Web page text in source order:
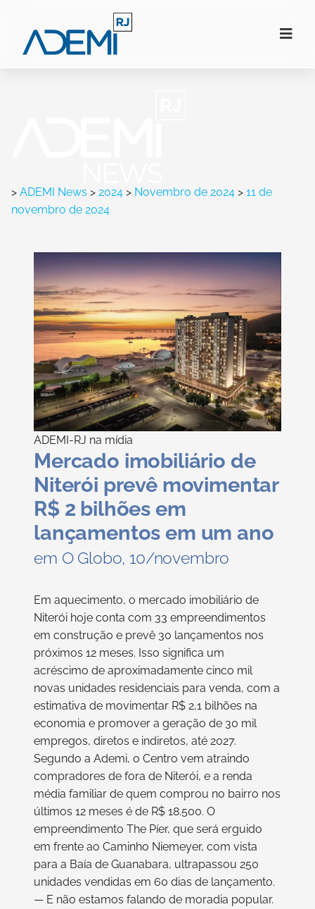
> ADEMI News > 2024 > Novembro de 2024 > 11 de
novembro de 2024
ADEMI-RJ na mídia
Mercado imobiliário de
Niterói prevê movimentar
R$ 2 bilhões em
lançamentos em um ano
em O Globo, 10/novembro
Em aquecimento, o mercado imobiliário de
Niterói hoje conta com 33 empreendimentos
em construção e prevê 30 lançamentos nos
próximos 12 meses. Isso significa um
acréscimo de aproximadamente cinco mil
novas unidades residenciais para venda, com a
estimativa de movimentar R$ 2,1 bilhões na
economia e promover a geração de 30 mil
empregos, diretos e indiretos, até 2027.
Segundo a Ademi, o Centro vem atraindo
compradores de fora de Niterói, e a renda
média familiar de quem comprou no bairro nos
últimos 12 meses é de R$ 18.500. O
empreendimento The Píer, que será erguido
em frente ao Caminho Niemeyer, com vista
para a Baía de Guanabara, ultrapassou 250
unidades vendidas em 60 dias de lançamento.
— E não estamos falando de moradia popular.